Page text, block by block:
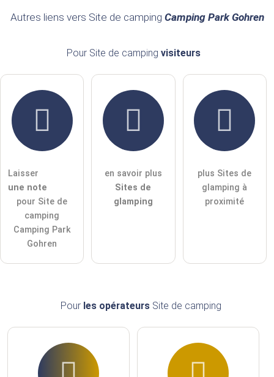
Les adresses e-mail ne seront pas publiées)
J'accepte par la présente les termes et conditions
poser une question publique
Remarque :Attention, les questions publiques sont
par tous les visiteurs
Cliquez ici pour poser une
.
Autres liens vers Site de camping Camping Park Gohren
Pour Site de camping visiteurs
Laisser
une note
pour Site de
camping
Camping Park
Gohren
en savoir plus
Sites de
glamping
plus Sites de
glamping à
proximité
Pour les opérateursSite de camping